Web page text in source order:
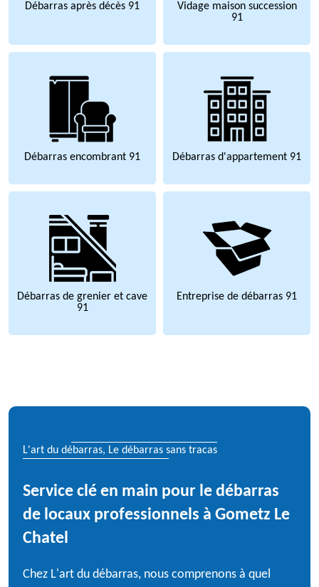
Débarras après décès 91
Vidage maison succession
91
Débarras encombrant 91 Débarras d'appartement 91
Débarras de grenier et cave
91
Entreprise de débarras 91
L'art du débarras, Le débarras sans tracas
Service clé en main pour le débarras
de locaux professionnels à Gometz Le
Chatel
Chez L'art du débarras, nous comprenons à quel